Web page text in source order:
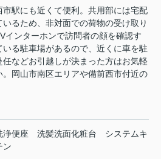
駅にも近くて便利。共用部には宅配
るため、非対面での荷物の受け取り
インターホンで訪問者の顔を確認す
る駐車場があるので、近くに車を駐
などお引越しが決まった方はお気軽
岡山市南区エリアや備前西市付近の
浄便座 洗髪洗面化粧台
システムキ
ン